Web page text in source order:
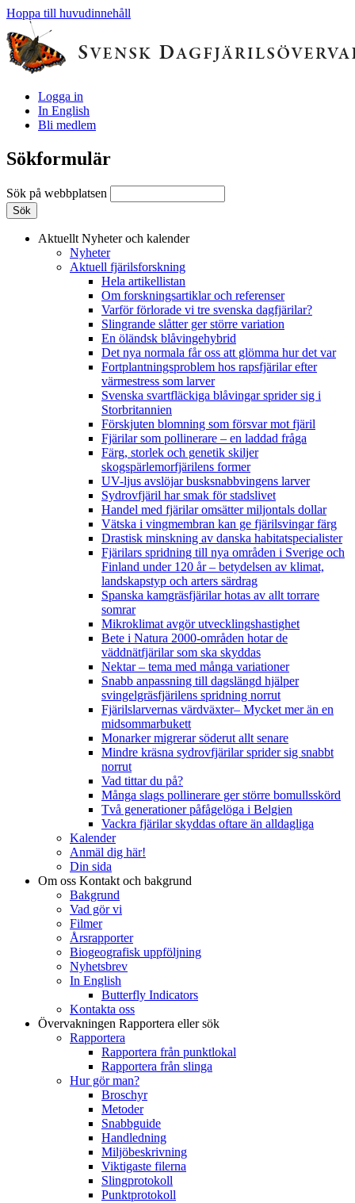
Hoppa till huvudinnehåll
Logga in
In English
Bli medlem
Sökformulär
Sök på webbplatsen
Aktuellt Nyheter och kalender
Nyheter
Aktuell fjärilsforskning
Hela artikellistan
Om forskningsartiklar och referenser
Varför förlorade vi tre svenska dagfjärilar?
Slingrande slåtter ger större variation
En öländsk blåvingehybrid
Det nya normala får oss att glömma hur det var
Fortplantningsproblem hos rapsfjärilar efter
värmestress som larver
Svenska svartfläckiga blåvingar sprider sig i
Storbritannien
Förskjuten blomning som försvar mot fjäril
Fjärilar som pollinerare – en laddad fråga
Färg, storlek och genetik skiljer
skogspärlemorfjärilens former
UV-ljus avslöjar busksnabbvingens larver
Sydrovfjäril har smak för stadslivet
Handel med fjärilar omsätter miljontals dollar
Vätska i vingmembran kan ge fjärilsvingar färg
Drastisk minskning av danska habitatspecialister
Fjärilars spridning till nya områden i Sverige och
Finland under 120 år– betydelsen av klimat,
landskapstyp och arters särdrag
Spanska kamgräsfjärilar hotas av allt torrare
somrar
Mikroklimat avgör utvecklingshastighet
Bete i Natura 2000-områden hotar de
väddnätfjärilar som ska skyddas
Nektar – tema med många variationer
Snabb anpassning till dagslängd hjälper
svingelgräsfjärilens spridning norrut
Fjärilslarvernas värdväxter– Mycket mer än en
midsommarbukett
Monarker migrerar söderut allt senare
Mindre kräsna sydrovfjärilar sprider sig snabbt
norrut
Vad tittar du på?
Många slags pollinerare ger större bomullsskörd
Två generationer påfågelöga i Belgien
Vackra fjärilar skyddas oftare än alldagliga
Kalender
Anmäl dig här!
Din sida
Om oss Kontakt och bakgrund
Bakgrund
Vad gör vi
Filmer
Årsrapporter
Biogeografisk uppföljning
Nyhetsbrev
In English
Butterfly Indicators
Kontakta oss
Övervakningen Rapportera eller sök
Rapportera
Rapportera från punktlokal
Rapportera från slinga
Hur gör man?
Broschyr
Metoder
Snabbguide
Handledning
Miljöbeskrivning
Viktigaste filerna
Slingprotokoll
Punktprotokoll